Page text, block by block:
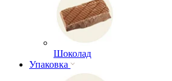
Шоколад
Упаковка